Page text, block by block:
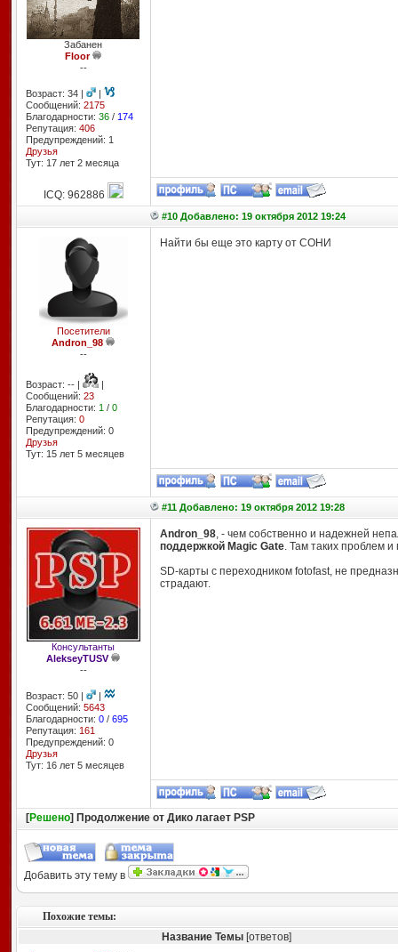
Забанен
Floor
--
Возраст: 34 |
|
Сообщений: 2175
Благодарности: 36/ 174
Репутация: 406
Предупреждений: 1
Друзья
Тут: 17 лет 2 месяцa
ICQ: 962886
#10 Добавлено: 19 октября 2012 19:24
Посетители
Andron_98
--
Возраст: -- |
|
Сообщений: 23
Благодарности: 1 / 0
Репутация: 0
Предупреждений: 0
Друзья
Тут: 15 лет 5 месяцев
Найти бы еще это карту от СОНИ
#11 Добавлено: 19 октября 2012 19:28
Консультанты
AlekseyTUSV
--
Возраст: 50 |
|
Сообщений: 5643
Благодарности: 0/ 695
Репутация: 161
Предупреждений: 0
Друзья
Тут: 16 лет 5 месяцев
Andron_98, - чем собственно и надежней
поддержкой Magic Gate. Там таких проблем и
SD-карты с переходником fotofast, не
страдают.
[Решено] Продолжение от Дико лагает PSP
Добавить эту тему в
Похожие темы:
Название Темы [ответов]